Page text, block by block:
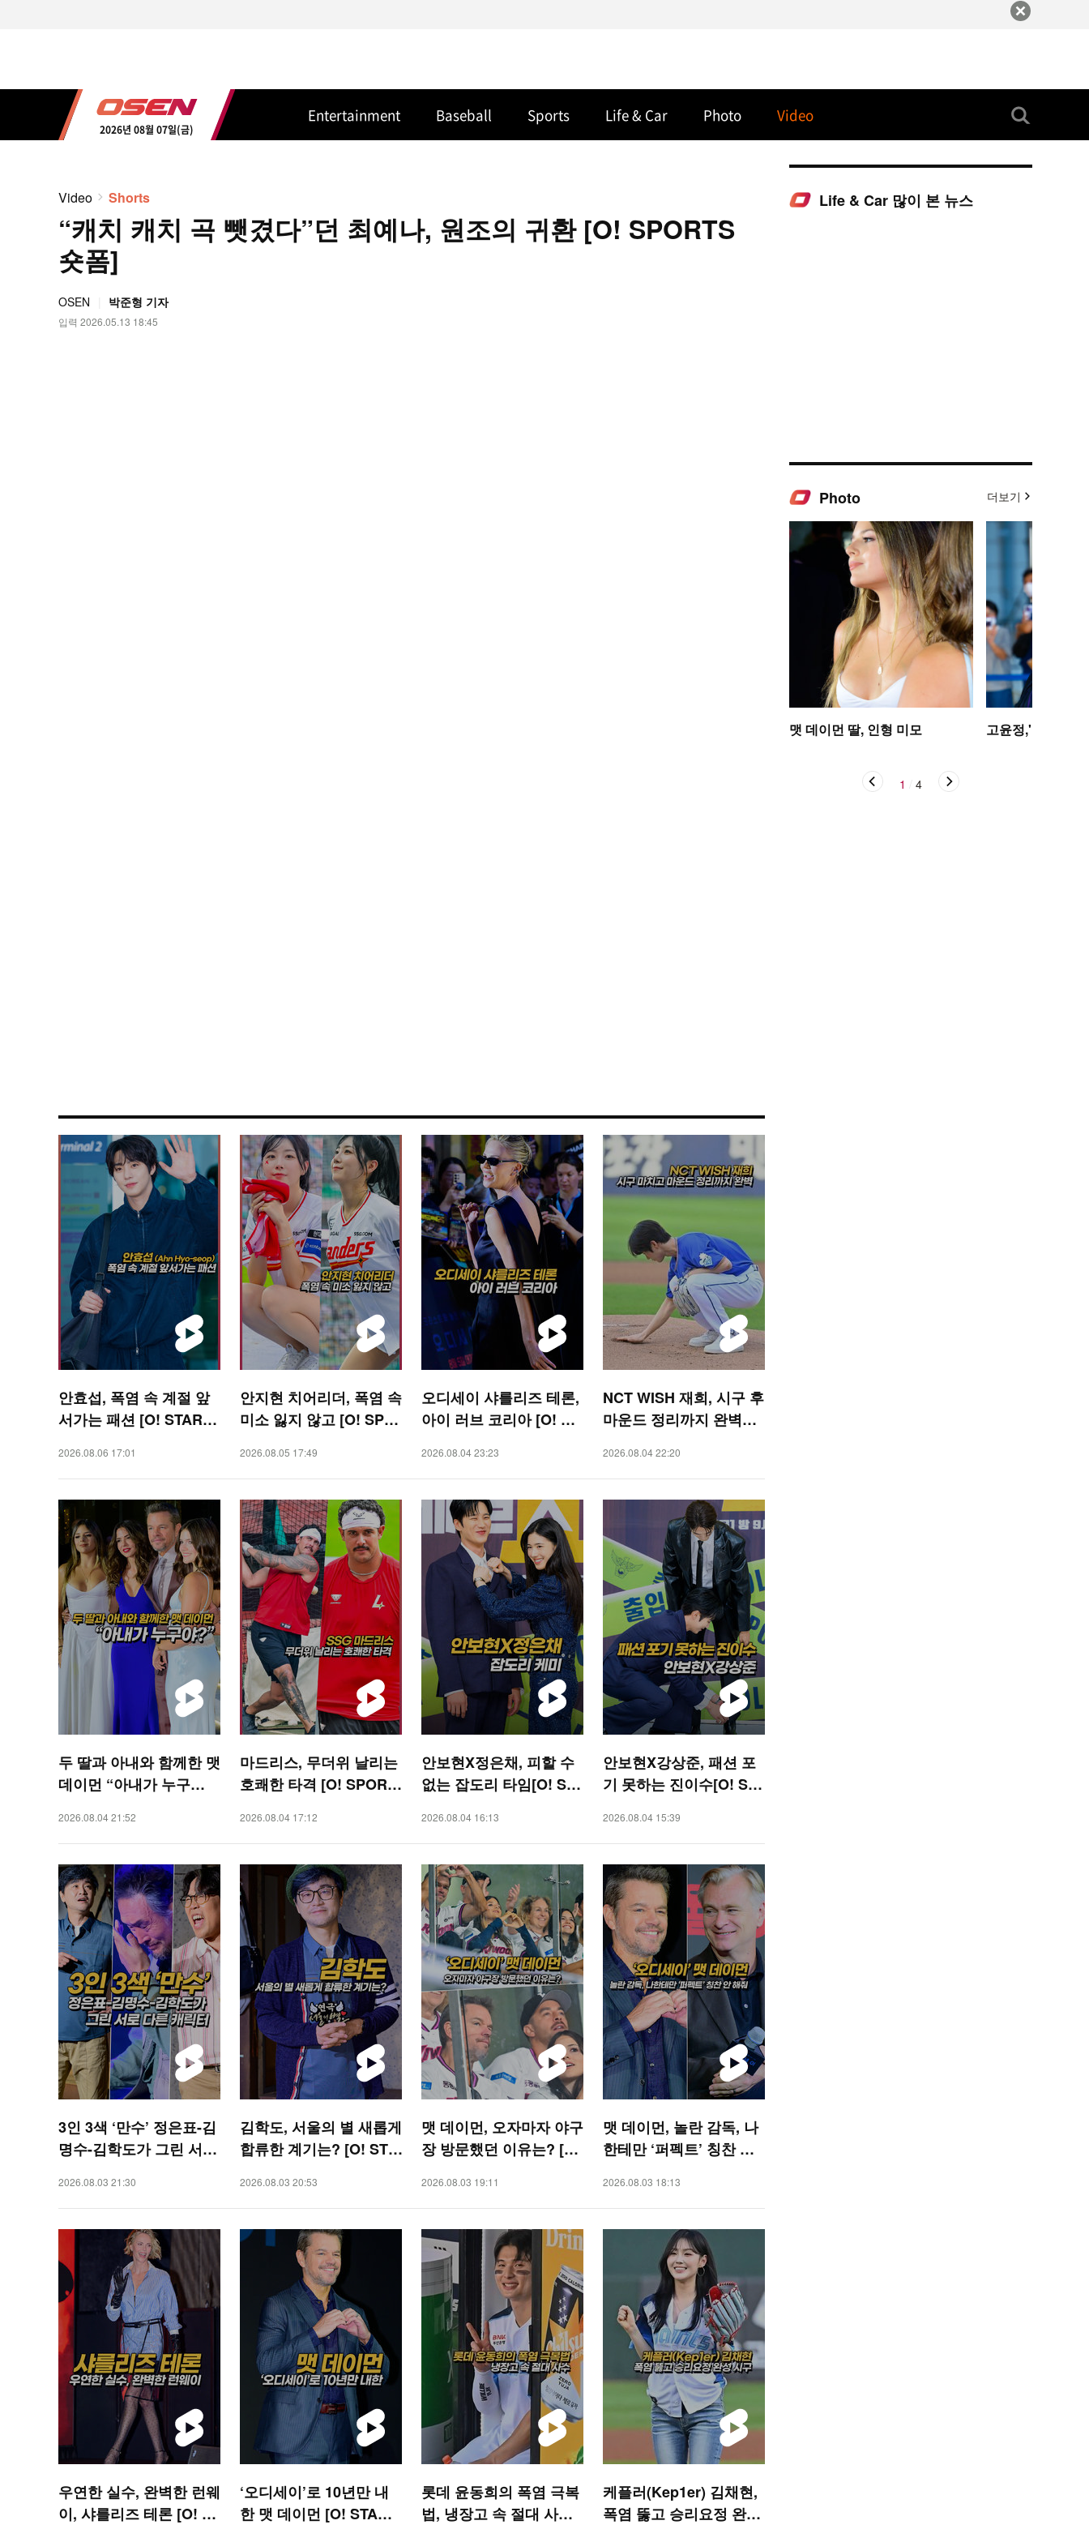
2026년 08월 07일(금)
Entertainment Baseball Sports Life & Car Photo Video
Video Shorts
“캐치 캐치 곡 뺏겼다”던 최예나, 원조의 귀환 [O! SPORTS
숏폼]
OSEN 박준형 기자
입력 2026.05.13 18:45
안효섭, 폭염 속 계절 앞
서가는 패션 [O! STAR
2026.08.06 17:01
안지현 치어리더, 폭염 속
미소 잃지 않고 [O! SPO
2026.08.05 17:49
오디세이 샤를리즈 테론,
아이 러브 코리아 [O! ST
2026.08.04 23:23
NCT WISH 재희, 시구 후
마운드 정리까지 완벽
2026.08.04 22:20
두 딸과 아내와 함께한 맷
데이먼 “아내가 누구
2026.08.04 21:52
마드리스, 무더위 날리는
호쾌한 타격 [O! SPORT
2026.08.04 17:12
안보현X정은채, 피할 수
없는 잡도리 타임[O! ST
2026.08.04 16:13
안보현X강상준, 패션 포
기 못하는 진이수[O! ST
2026.08.04 15:39
3인 3색 ‘만수’ 정은표-김
명수-김학도가 그린 서로
숏폼]
2026.08.03 21:30
김학도, 서울의 별 새롭게
합류한 계기는? [O! STA
2026.08.03 20:53
맷 데이먼, 오자마자 야구
장 방문했던 이유는? [O!
2026.08.03 19:11
맷 데이먼, 놀란 감독, 나
한테만 ‘퍼펙트’ 칭찬 안
2026.08.03 18:13
우연한 실수, 완벽한 런웨
이, 샤를리즈 테론 [O! ST
‘오디세이’로 10년만 내
한 맷 데이먼 [O! STAR
롯데 윤동희의 폭염 극복
법, 냉장고 속 절대 사수
케플러(Kep1er) 김채현,
폭염 뚫고 승리요정 완성
Life & Car 많이 본 뉴스
Photo 더보기
맷 데이먼 딸, 인형 미모 고윤정,'탄성을
1 4